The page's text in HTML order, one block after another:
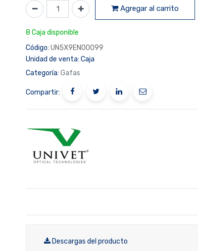
Agregar al carrito
8 Caja disponible
Código: UN5X9EN00099
Unidad de venta: Caja
Categoría: Gafas
Compartir:
Descargas del producto